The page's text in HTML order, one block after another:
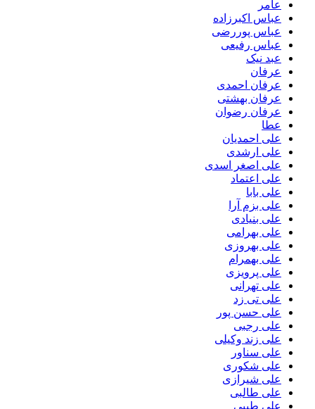
عامر
عباس اکبرزاده
عباس پوررضی
عباس رفیعی
عبد نیک
عرفان
عرفان احمدی
عرفان بهشتی
عرفان رضوان
عطا
علی احمدیان
علی ارشدی
علی اصغر اسدی
علی اعتماد
علی بابا
علی بزم آرا
علی بنیادی
علی بهرامی
علی بهروزی
علی بهمرام
علی پرویزی
علی تهرانی
علی تی زد
علی حسن پور
علی رجبی
علی زند وکیلی
علی سناور
علی شکوری
علی شیرازی
علی طالبی
علی طیبی